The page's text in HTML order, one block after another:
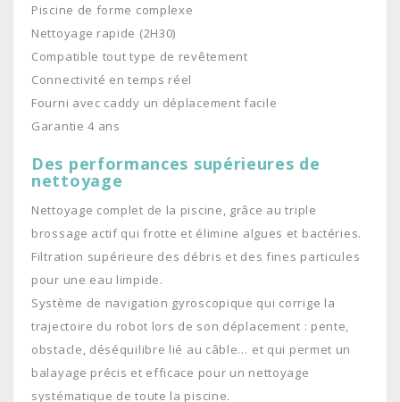
Piscine de forme complexe
Nettoyage rapide (2H30)
Compatible tout type de revêtement
Connectivité en temps réel
Fourni avec caddy un déplacement facile
Garantie 4 ans
Des performances supérieures de
nettoyage
Nettoyage complet de la piscine, grâce au triple
brossage actif qui frotte et élimine algues et bactéries.
Filtration supérieure des débris et des fines particules
pour une eau limpide.
Système de navigation gyroscopique qui corrige la
trajectoire du robot lors de son déplacement : pente,
obstacle, déséquilibre lié au câble… et qui permet un
balayage précis et efficace pour un nettoyage
systématique de toute la piscine.